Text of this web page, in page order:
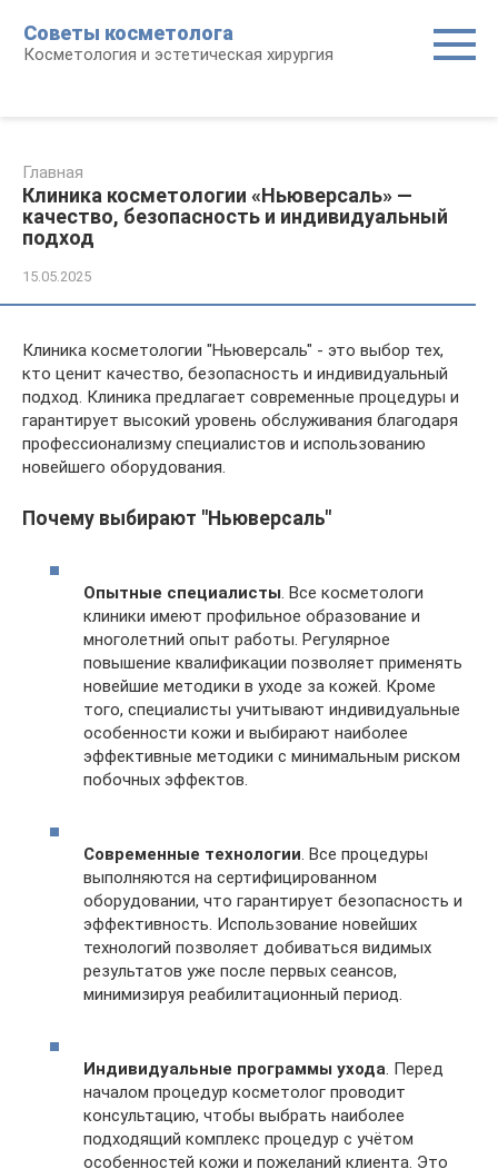
контенту
Советы косметолога
Косметология и эстетическая хирургия
Главная
Клиника косметологии «Ньюверсаль» —
качество, безопасность и индивидуальный
подход
15.05.2025
Клиника косметологии "Ньюверсаль" - это выбор тех,
кто ценит качество, безопасность и индивидуальный
подход. Клиника предлагает современные процедуры и
гарантирует высокий уровень обслуживания благодаря
профессионализму специалистов и использованию
новейшего оборудования.
Почему выбирают "Ньюверсаль"
Опытные специалисты. Все косметологи
клиники имеют профильное образование и
многолетний опыт работы. Регулярное
повышение квалификации позволяет применять
новейшие методики в уходе за кожей. Кроме
того, специалисты учитывают индивидуальные
особенности кожи и выбирают наиболее
эффективные методики с минимальным риском
побочных эффектов.
Современные технологии. Все процедуры
выполняются на сертифицированном
оборудовании, что гарантирует безопасность и
эффективность. Использование новейших
технологий позволяет добиваться видимых
результатов уже после первых сеансов,
минимизируя реабилитационный период.
Индивидуальные программы ухода. Перед
началом процедур косметолог проводит
консультацию, чтобы выбрать наиболее
подходящий комплекс процедур с учётом
особенностей кожи и пожеланий клиента. Это